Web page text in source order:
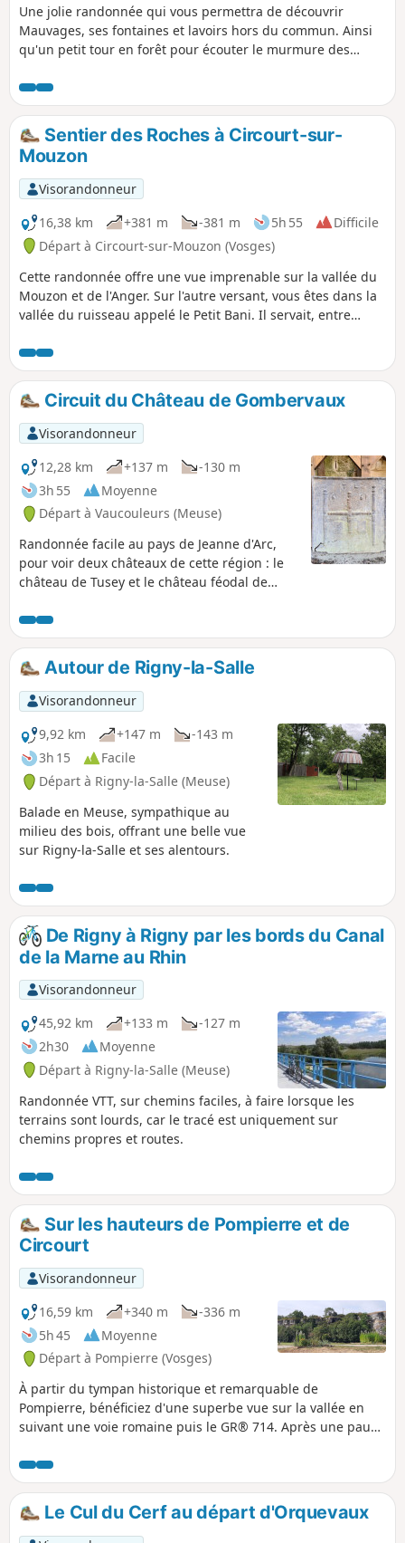
Une jolie randonnée qui vous permettra de découvrir
Mauvages, ses fontaines et lavoirs hors du commun. Ainsi
qu'un petit tour en forêt pour écouter le murmure des
inverse, car il est interdit de descendre les escaliers au
niveau du canal, entre (3) et (4)
Sentier des Roches à Circourt-sur-
Mouzon
Visorandonneur
16,38 km
+381 m -381 m 5h 55
Difficile
Départ à Circourt-sur-Mouzon (Vosges)
Cette randonnée offre une vue imprenable sur la vallée du
Mouzon et de l'Anger. Sur l'autre versant, vous êtes dans la
vallée du ruisseau appelé le Petit Bani. Il servait, entre
qui y est installée. Vous pouvez faire un étape appréciée
dans ce restaurant en ayant réserver à l'avance. Cuisine
simple mais bien préparée. Trace gpx nécessaire
Circuit du Château de Gombervaux
Visorandonneur
12,28 km
+137 m
-130 m
3h 55
Moyenne
Départ à Vaucouleurs (Meuse)
Randonnée facile au pays de Jeanne d'Arc,
pour voir deux châteaux de cette région : le
château de Tusey et le château féodal de
Autour de Rigny-la-Salle
Visorandonneur
9,92 km
+147 m
-143 m
3h 15
Facile
Départ à Rigny-la-Salle (Meuse)
Balade en Meuse, sympathique au
milieu des bois, offrant une belle vue
sur Rigny-la-Salle et ses alentours.
De Rigny à Rigny par les bords du Canal
de la Marne au Rhin
Visorandonneur
45,92 km
+133 m
-127 m
2h30
Moyenne
Départ à Rigny-la-Salle (Meuse)
Randonnée VTT, sur chemins faciles, à faire lorsque les
terrains sont lourds, car le tracé est uniquement sur
chemins propres et routes.
Sur les hauteurs de Pompierre et de
Circourt
Visorandonneur
16,59 km
+340 m
-336 m
5h 45
Moyenne
Départ à Pompierre (Vosges)
À partir du tympan historique et remarquable de
Pompierre, bénéficiez d'une superbe vue sur la vallée en
suivant une voie romaine puis le GR® 714. Après une pause
calvaire est à voir) et un long passage sous l'ombre des
forêts, traversez Jainvilotte et affrontez la Rue de la Folie
pour rejoindre Pompierre.
Le Cul du Cerf au départ d'Orquevaux